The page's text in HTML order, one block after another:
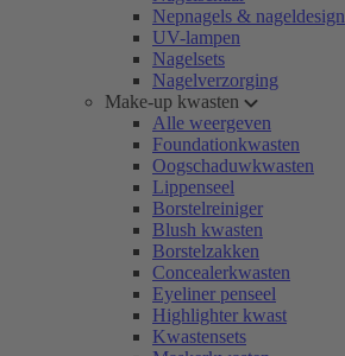
Nepnagels & nageldesign
UV-lampen
Nagelsets
Nagelverzorging
Make-up kwasten
Alle weergeven
Foundationkwasten
Oogschaduwkwasten
Lippenseel
Borstelreiniger
Blush kwasten
Borstelzakken
Concealerkwasten
Eyeliner penseel
Highlighter kwast
Kwastensets